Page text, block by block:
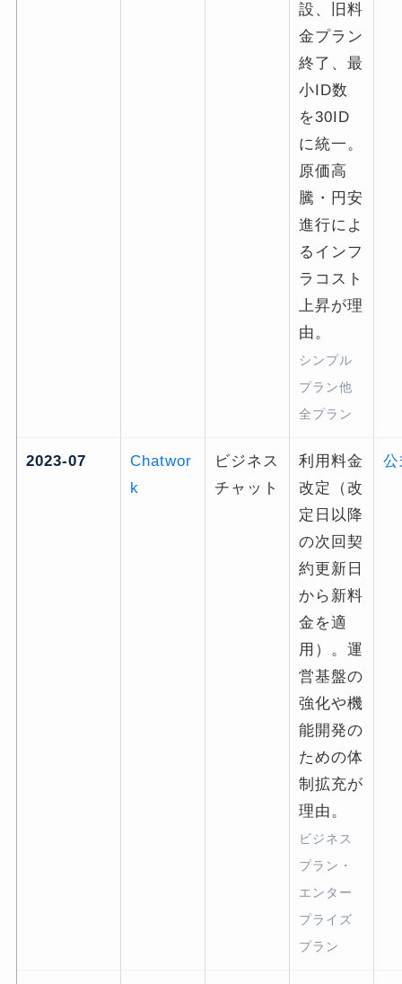
設、旧料
金プラン
終了、最
小ID数
を30ID
に統一。
原価高
騰・円安
進行によ
るインフ
ラコスト
上昇が理
由。
シンプル
プラン他
全プラン
2023-07
Chatwor
k
ビジネス
チャット
利用料金
改定（改
定日以降
の次回契
約更新日
から新料
金を適
用）。運
営基盤の
強化や機
能開発の
ための体
制拡充が
理由。
ビジネス
プラン・
エンター
プライズ
プラン